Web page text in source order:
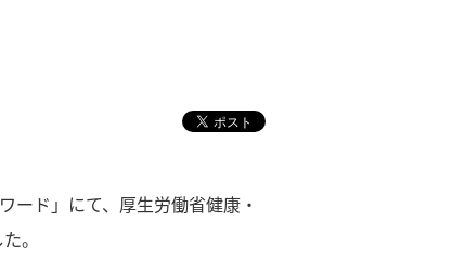
ード」にて、厚生労働省健康・
。